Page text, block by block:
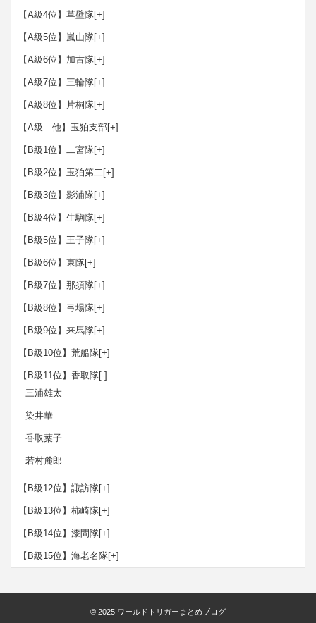
【A級4位】草壁隊[+]
【A級5位】嵐山隊[+]
【A級6位】加古隊[+]
【A級7位】三輪隊[+]
【A級8位】片桐隊[+]
【A級 他】玉狛支部[+]
【B級1位】二宮隊[+]
【B級2位】玉狛第二[+]
【B級3位】影浦隊[+]
【B級4位】生駒隊[+]
【B級5位】王子隊[+]
【B級6位】東隊[+]
【B級7位】那須隊[+]
【B級8位】弓場隊[+]
【B級9位】来馬隊[+]
【B級10位】荒船隊[+]
【B級11位】香取隊[-]
三浦雄太
染井華
香取葉子
若村麓郎
【B級12位】諏訪隊[+]
【B級13位】柿崎隊[+]
【B級14位】漆間隊[+]
【B級15位】海老名隊[+]
© 2025 ワールドトリガーまとめブログ